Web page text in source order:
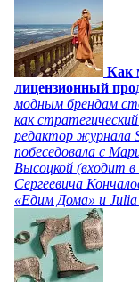
Как
лицензионный
модным брендам
как
редактор журнала
побеседовала с
Высоцкой (входит
Сергеевича
«Едим Дома» и Julia